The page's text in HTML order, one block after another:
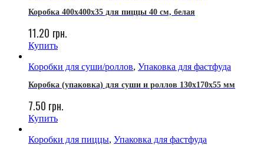
Коробка 400х400х35 для пиццы 40 см, белая
11.20 грн.
Купить
Коробки для суши/роллов, Упаковка для фастфуда
Коробка (упаковка) для суши и роллов 130x170x55 мм
7.50 грн.
Купить
Коробки для пиццы, Упаковка для фастфуда